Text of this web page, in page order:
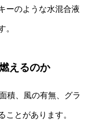
ーのような水混合液
。
えるのか
積、風の有無、グラ
ことがあります。